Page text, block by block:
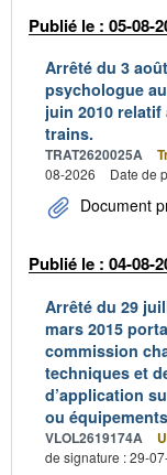
Publié le : 05-08-
Arrêté du 3
psychologue
juin 2010
trains.
TRAT2620025A
08-2026
Date de
Document
Publié le : 04-08-
Arrêté du 29
mars 2015
commission
techniques et
d’application
ou
VLOL2619174A
de signature : 29-